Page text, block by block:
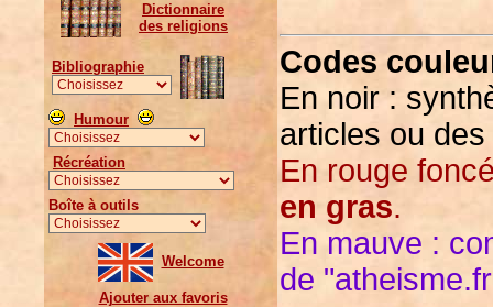
Dictionnaire
des religions
Bibliographie
Humour
Récréation
Boîte à outils
Welcome
Ajouter aux favoris
Codes
En noir :
articles ou
En rouge
en gras.
En mauve :
de